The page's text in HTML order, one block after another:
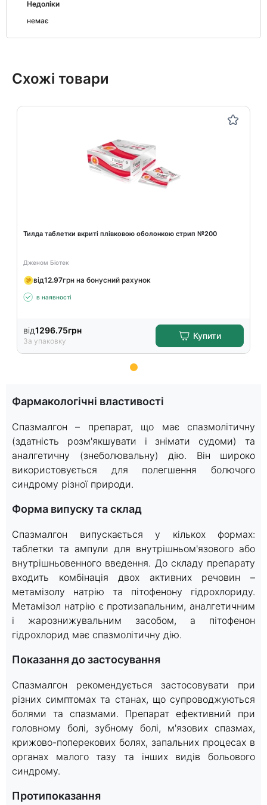
Недоліки
немає
Схожі товари
Тилда таблетки вкриті плівковою оболонкою стрип №200
Дженом Біотек
від12.97грн на бонусний рахунок
в наявності
від1296.75грн
За упаковку
Купити
ofФармакологічні властивості
Спазмалгон – препарат, що має спазмолітичну
(здатність розм'якшувати і знімати судоми) та
аналгетичну (знеболювальну) дію. Він широко
використовується для полегшення болючого
синдрому різної природи.
Форма випуску та склад
Спазмалгон випускається у кількох формах:
таблетки та ампули для внутрішньом'язового або
внутрішньовенного введення. До складу препарату
входить комбінація двох активних речовин –
метамізолу натрію та пітофенону гідрохлориду.
Метамізол натрію є протизапальним, аналгетичним
і жарознижувальним засобом, а пітофенон
гідрохлорид має спазмолітичну дію.
Показання до застосування
Спазмалгон рекомендується застосовувати при
різних симптомах та станах, що супроводжуються
болями та спазмами. Препарат ефективний при
головному болі, зубному болі, м'язових спазмах,
крижово-поперекових болях, запальних процесах в
органах малого тазу та інших видів больового
синдрому.
Протипоказання